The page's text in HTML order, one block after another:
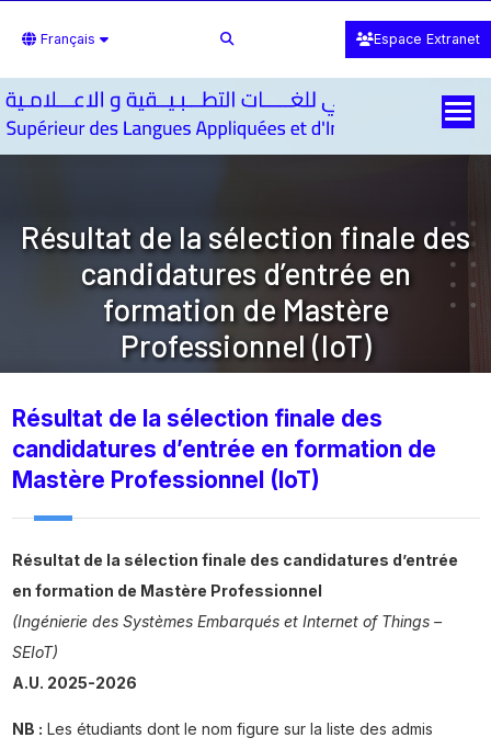
Français Espace Extranet
Résultat de la sélection finale des
candidatures d’entrée en
formation de Mastère
Professionnel (IoT)
Résultat de la sélection finale des
candidatures d’entrée en formation de
Mastère Professionnel (IoT)
Résultat de la sélection finale des candidatures d’entrée
en formation de Mastère Professionnel
(Ingénierie des Systèmes Embarqués et Internet of Things –
SEIoT)
A.U. 2025-2026
NB : Les étudiants dont le nom figure sur la liste des admis